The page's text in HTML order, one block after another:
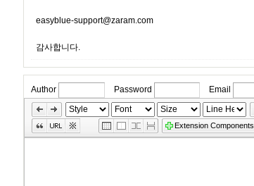
easyblue-support@zaram.com
감사합니다.
Author Password Email
Skip
Edit
Toolbox
Extension Components